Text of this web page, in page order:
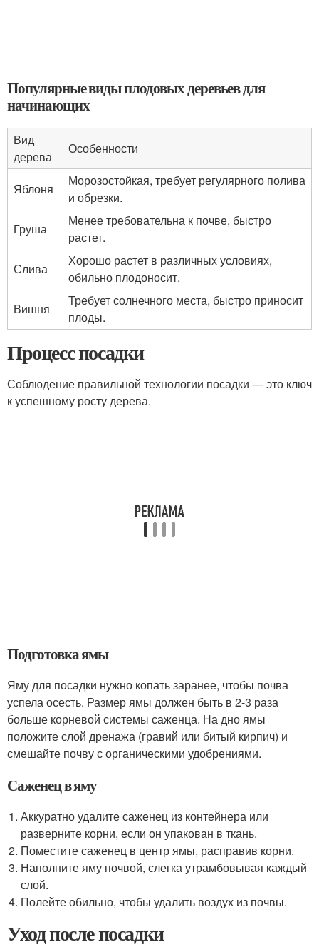
Популярные виды плодовых деревьев для
начинающих
Вид
дерева
Особенности
Яблоня
Морозостойкая, требует регулярного полива
и обрезки.
Груша
Менее требовательна к почве, быстро
растет.
Слива
Хорошо растет в различных условиях,
обильно плодоносит.
Вишня
Требует солнечного места, быстро приносит
плоды.
Процесс посадки
Соблюдение правильной технологии посадки — это ключ
к успешному росту дерева.
Подготовка ямы
Яму для посадки нужно копать заранее, чтобы почва
успела осесть. Размер ямы должен быть в 2-3 раза
больше корневой системы саженца. На дно ямы
положите слой дренажа (гравий или битый кирпич) и
смешайте почву с органическими удобрениями.
Саженец в яму
Аккуратно удалите саженец из контейнера или
разверните корни, если он упакован в ткань.
Поместите саженец в центр ямы, расправив корни.
Наполните яму почвой, слегка утрамбовывая каждый
слой.
Полейте обильно, чтобы удалить воздух из почвы.
Уход после посадки